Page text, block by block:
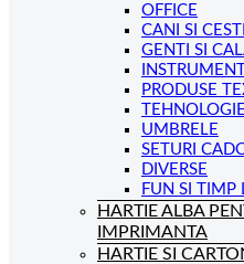
OFFICE
CANI SI CESTI
GENTI SI
PRODUSE
UMBRELE
SETURI
DIVERSE
FUN SI TIMP
HARTIE ALBA
IMPRIMANTA
HARTIE SI